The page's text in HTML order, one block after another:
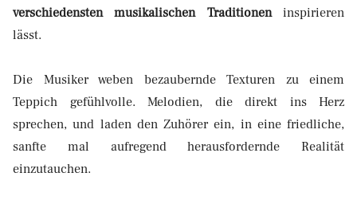
verschiedensten musikalischen Traditioneninspirieren
lässt.
Die Musiker weben bezaubernde Texturen zu einem
Teppich gefühlvolle. Melodien, die direkt ins Herz
sprechen, und laden den Zuhörer ein, in eine friedliche,
sanfte mal aufregend herausfordernde Realität
einzutauchen.